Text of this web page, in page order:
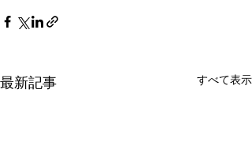
最新記事 すべて表示